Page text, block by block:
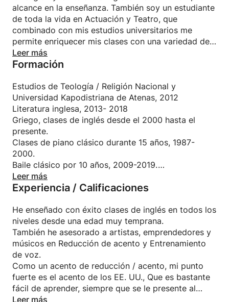
alcance en la enseñanza. También soy un estudiante
de toda la vida en Actuación y Teatro, que
combinado con mis estudios universitarios me
permite enriquecer mis clases con una variedad de
técnicas de enseñanza.
Por lo tanto, soy entusiasta y apasionado por la
materias!
Puedo ayudarlo con sus clases de inglés, pero
también puedo ofrecer clases de Entrenamiento de
Actuación, Reducción de Acento / Suavidad de
Acento para no nativos, mientras que también estoy
certificado como Entrenador de Vida.
Mi coaching está orientado a que logres tus
objetivos, explores opciones, aclares varios
problemas para mejorarlos y conocerte mejor,
porque como griego, puedo confirmar que el dicho
quintaesencia de progresando en la vida!
En cuanto al idioma, ofrezco clases interactivas y
creativas, basadas en una gran relación con mis
alumnos, para ayudarlos a alcanzar sus metas.
¡Siempre me ha entusiasmado trabajar con los
puntos fuertes de mis alumnos y mejorarlos aún
más, para aumentar tanto sus conocimientos como
su confianza en el tema!
Leer más
Formación
Estudios de Teología / Religión Nacional y
Universidad Kapodistriana de Atenas, 2012
Literatura inglesa, 2013- 2018
Griego, clases de inglés desde el 2000 hasta el
presente.
Clases de piano clásico durante 15 años, 1987-
2000.
Baile clásico por 10 años, 2009-2019.
Actuación- Teatro - Seminarios de dirección de cine
2012 - presente
Nivel B2 de hablantes de español
Seminario de Coaching de Vida 2018-2019.
Leer más
Experiencia / Calificaciones
He enseñado con éxito clases de inglés en todos los
niveles desde una edad muy temprana.
También he asesorado a artistas, emprendedores y
músicos en Reducción de acento y Entrenamiento
de voz.
Como un acento de reducción / acento, mi punto
fuerte es el acento de los EE. UU., Que es bastante
fácil de aprender, siempre que se le presente al
estudiante las técnicas adecuadas.
Leer más